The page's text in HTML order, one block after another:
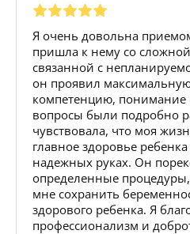
Я очень довольна
пришла к нему со
связанной с
он проявил
компетенцию, понимание
вопросы были подробно
чувствовала, что моя
главное здоровье
надежных руках. Он
определенные
мне сохранить
здорового ребенка. Я
профессионализм и